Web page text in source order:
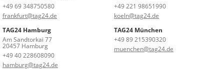
+49 69 348750580
frankfurt@tag24.de
+49 221 98651990
koeln@tag24.de
TAG24 Hamburg
Am Sandtorkai 77
20457 Hamburg
+49 40 228608090
hamburg@tag24.de
TAG24 München
+49 89 215390320
muenchen@tag24.de